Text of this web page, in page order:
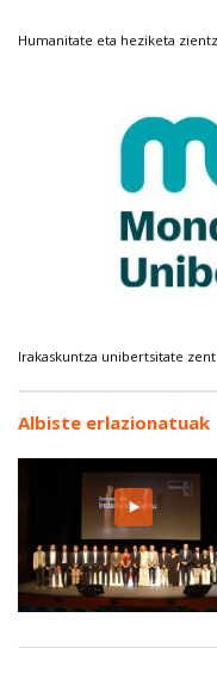
Humanitate eta heziketa
Irakaskuntza unibertsitate
Albiste erlazionatuak